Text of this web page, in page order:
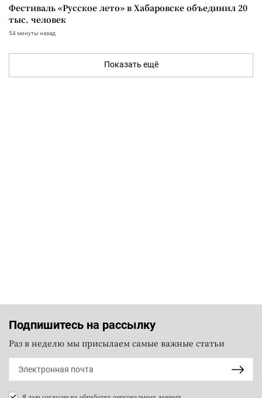
Фестиваль «Русское лето» в Хабаровске объединил 20
тыс. человек
54 минуты назад
Показать ещё
Подпишитесь на рассылку
Раз в неделю мы присылаем самые важные статьи